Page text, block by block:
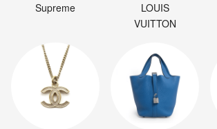
Supreme
LOUIS
VUITTON